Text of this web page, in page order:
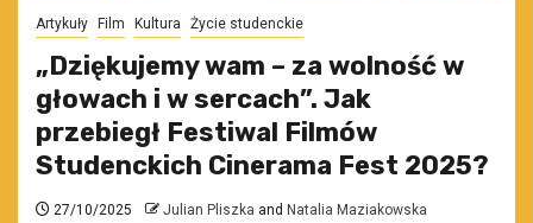
Artykuły Film Kultura Życie studenckie
„Dziękujemy wam – za wolność w
głowach i w sercach”. Jak
przebiegł Festiwal Filmów
Studenckich Cinerama Fest 2025?
27/10/2025 Julian Pliszka and Natalia Maziakowska